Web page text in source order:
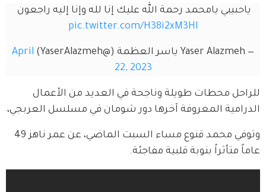
ياحبيبي يامحمد رحمة الله عليك إنا لله وإنا إليه راجعون
pic.twitter.com/H38i2xM3Hl
— Yaser Alazmeh ياسر العظمة (@YaserAlazmeh)
April
22, 2023
للراحل محطات طويلة وناجحة في العديد من الأعمال
الدرامية المعروفة آخرها دور شومان في مسلسل العربجي،
عاماً متأثراً بنوبة قلبية مفاجئة.